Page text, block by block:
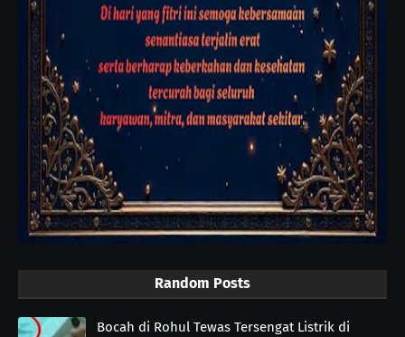
Random Posts
Bocah di Rohul Tewas Tersengat Listrik di